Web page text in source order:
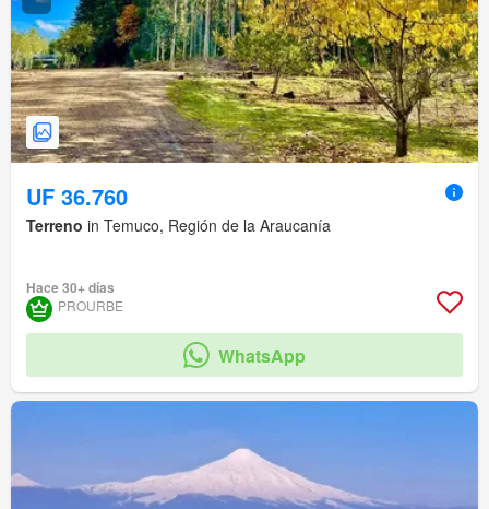
UF 36.760
Terreno in Temuco, Región de la Araucanía
Hace 30+ días
PROURBE
WhatsApp